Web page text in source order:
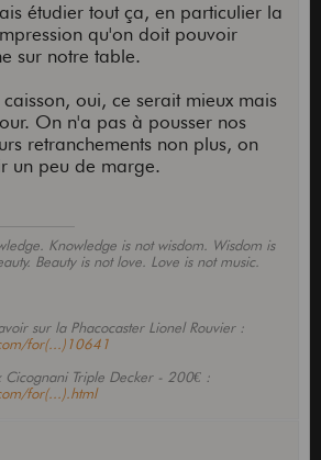
étudier tout ça, en particulier la
qu'on doit pouvoir
sur notre table.
oui, ce serait mieux mais
On n'a pas à pousser nos
retranchements non plus, on
un peu de marge.
Knowledge is not wisdom. Wisdom is
Beauty is not love. Love is not music.
sur la Phacocaster Lionel Rouvier :
for(...)10641
Cicognani Triple Decker - 200€ :
for(...).html